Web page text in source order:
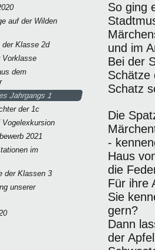
So ging
und im
Bei der
Schätze
Schatz
Die
-
Haus
die
Für ihre
Sie
gern?
Dann
der
auf der Wilden
Klasse 2d
Vorklasse
dem
Jahrgangs 1
der 1c
2021
im
der Klassen 3
unserer